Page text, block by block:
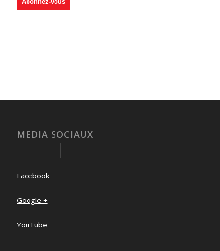
MEDIA SOCIAUX
Facebook
Google +
YouTube